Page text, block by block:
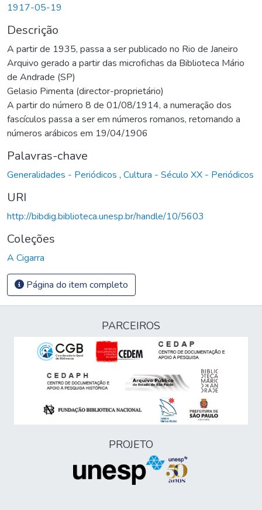
1917-05-19
Descrição
A partir de 1935, passa a ser publicado no Rio de Janeiro
Arquivo gerado a partir das microfichas da Biblioteca Mário
de Andrade (SP)
Gelasio Pimenta (director-proprietário)
A partir do número 8 de 01/08/1914, a numeração dos
fascículos passa a ser em números romanos, retornando a
números arábicos em 19/04/1906
Palavras-chave
Generalidades - Periódicos , Cultura - Século XX - Periódicos
URI
http://bibdig.biblioteca.unesp.br/handle/10/5603
Coleções
A Cigarra
Página do item completo
PARCEIROS
PROJETO